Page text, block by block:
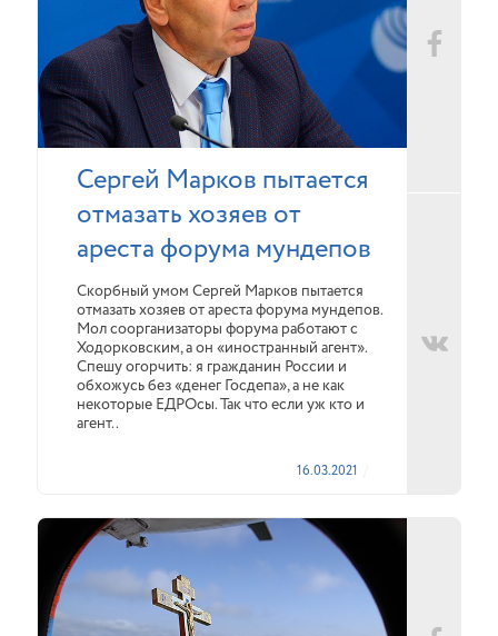
Сергей Марков пытается
отмазать хозяев от
ареста форума мундепов
Скорбный умом Сергей Марков пытается
отмазать хозяев от ареста форума мундепов.
Мол соорганизаторы форума работают с
Ходорковским, а он «иностранный агент».
Спешу огорчить: я гражданин России и
обхожусь без «денег Госдепа», а не как
некоторые ЕДРОсы. Так что если уж кто и
агент..
16.03.2021